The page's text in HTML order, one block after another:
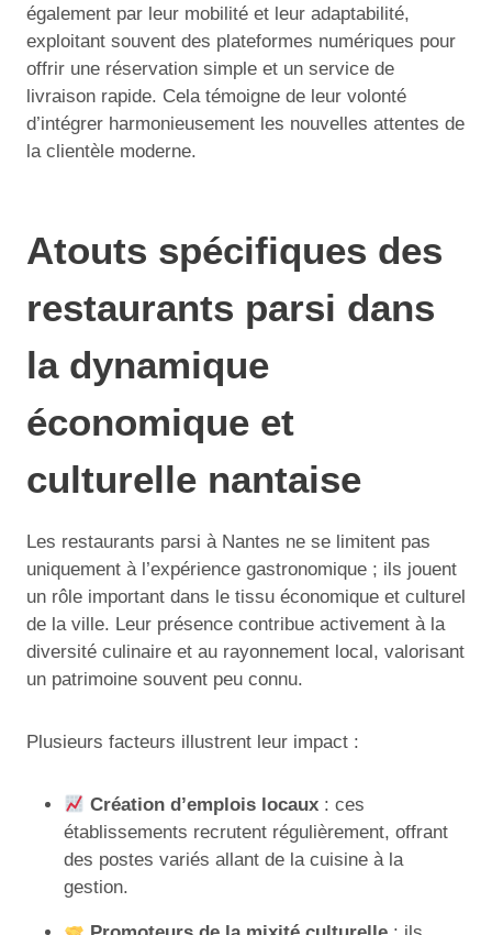
également par leur mobilité et leur adaptabilité,
exploitant souvent des plateformes numériques pour
offrir une réservation simple et un service de
livraison rapide. Cela témoigne de leur volonté
d’intégrer harmonieusement les nouvelles attentes de
la clientèle moderne.
Atouts spécifiques des
restaurants parsi dans
la dynamique
économique et
culturelle nantaise
Les restaurants parsi à Nantes ne se limitent pas
uniquement à l’expérience gastronomique ; ils jouent
un rôle important dans le tissu économique et culturel
de la ville. Leur présence contribue activement à la
diversité culinaire et au rayonnement local, valorisant
un patrimoine souvent peu connu.
Plusieurs facteurs illustrent leur impact :
Création d’emplois locaux : ces
établissements recrutent régulièrement, offrant
des postes variés allant de la cuisine à la
gestion.